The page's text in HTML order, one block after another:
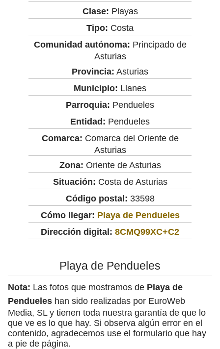
Clase: Playas
Tipo: Costa
Comunidad autónoma: Principado de
Asturias
Provincia: Asturias
Municipio: Llanes
Parroquia: Pendueles
Entidad: Pendueles
Comarca: Comarca del Oriente de
Asturias
Zona: Oriente de Asturias
Situación: Costa de Asturias
Código postal: 33598
Cómo llegar: Playa de Pendueles
Dirección digital: 8CMQ99XC+C2
Playa de Pendueles
Nota: Las fotos que mostramos de Playa de
Pendueles han sido realizadas por EuroWeb
Media, SL y tienen toda nuestra garantía de que lo
que ve es lo que hay. Si observa algún error en el
contenido, agradecemos use el formulario que hay
a pie de página.